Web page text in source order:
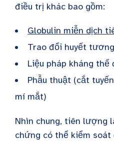
điều trị khác bao gồm:
Globulin miễn dịch
Trao đổi huyết tương
Liệu pháp kháng
Phẫu thuật (cắt
mí mắt)
Nhìn chung, tiên lượng
chứng có thể kiểm soát